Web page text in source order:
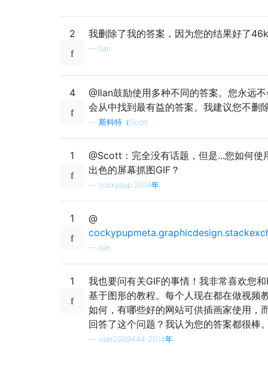
2 我删除了我的答案，因为您的结果好了
— Ilan
4
@Ilan鼓励使用多种不同的答案。您永远
会从中找到最有益的答案。我建议您不删
斯科特（Scott
1
@Scott：完全没有话题，但是...您如何使
出色的屏幕抓图GIF？
cockypup 2014年
1
@
— Ilan
1
我也要问有关GIF的事情！我非常喜欢您
基于图形的教程。每个人现在都在做视频
如何，有哪些好的网站可供插画家使用，
回答了这个问题？我认为您的答案都很棒
user2899444 2014年